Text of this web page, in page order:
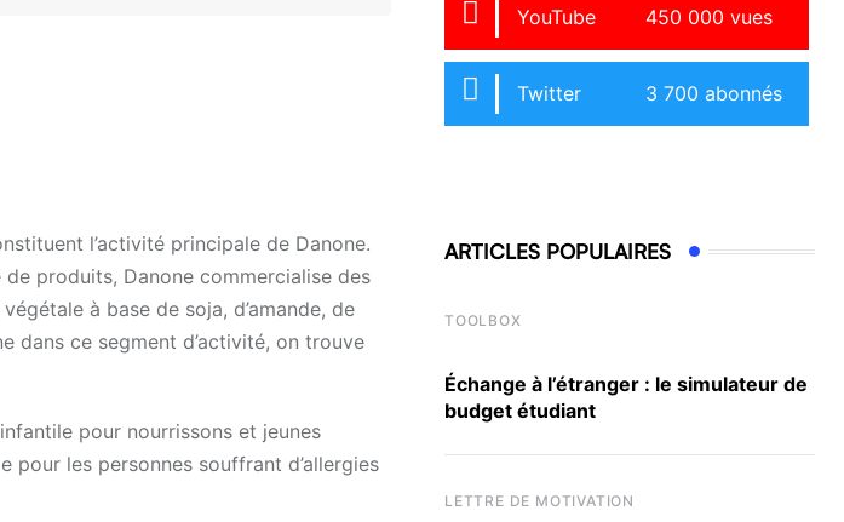
l’activité principale de Danone.
produits, Danone commercialise des
à base de soja, d’amande, de
dans ce segment d’activité, on trouve
pour nourrissons et jeunes
pour les personnes souffrant d’allergies
YouTube 450 000 vues
Twitter 3 700 abonnés
ARTICLES POPULAIRES
TOOLBOX
Échange à l’étranger : le simulateur de
budget étudiant
LETTRE DE MOTIVATION